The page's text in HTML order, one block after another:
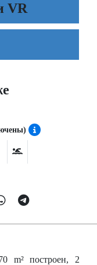
VR
m² построен, 2